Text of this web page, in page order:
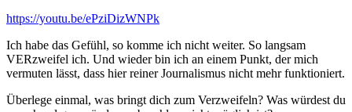
https://youtu.be/ePziDizWNPk
Ich habe das Gefühl, so komme ich nicht weiter. So langsam
VERzweifel ich. Und wieder bin ich an einem Punkt, der mich
vermuten lässt, dass hier reiner Journalismus nicht mehr funktioniert.
Überlege einmal, was bringt dich zum Verzweifeln? Was würdest du